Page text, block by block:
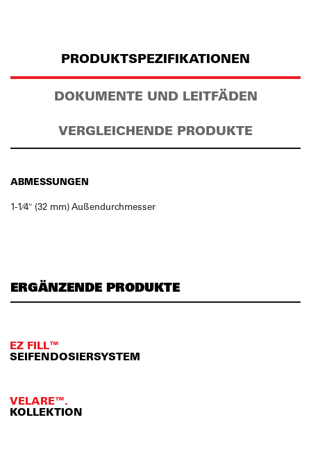
PRODUKTSPEZIFIKATIONEN
DOKUMENTE UND LEITFÄDEN
VERGLEICHENDE PRODUKTE
ABMESSUNGEN
1-1⁄4″ (32 mm) Außendurchmesser
ERGÄNZENDE PRODUKTE
EZ FILL™
SEIFENDOSIERSYSTEM
VELARE™.
KOLLEKTION